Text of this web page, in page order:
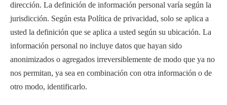
dirección. La definición de información personal varía según la
jurisdicción. Según esta Política de privacidad, solo se aplica a
usted la definición que se aplica a usted según su ubicación. La
información personal no incluye datos que hayan sido
anonimizados o agregados irreversiblemente de modo que ya no
nos permitan, ya sea en combinación con otra información o de
otro modo, identificarlo.